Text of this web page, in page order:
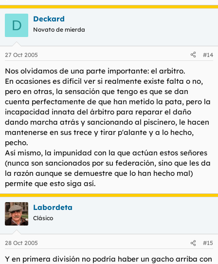
D Deckard
Novato de mierda
27 Oct 2005 #14
Nos olvidamos de una parte importante: el arbitro.
En ocasiones es difícil ver si realmente existe falta o no,
pero en otras, la sensación que tengo es que se dan
cuenta perfectamente de que han metido la pata, pero la
incapacidad innata del árbitro para reparar el daño
dando marcha atrás y sancionando al piscinero, le hacen
mantenerse en sus trece y tirar p'alante y a lo hecho,
pecho.
Así mismo, la impunidad con la que actúan estos señores
(nunca son sancionados por su federación, sino que les da
la razón aunque se demuestre que lo han hecho mal)
permite que esto siga así.
Labordeta
Clásico
28 Oct 2005 #15
Y en primera división no podría haber un gacho arriba con